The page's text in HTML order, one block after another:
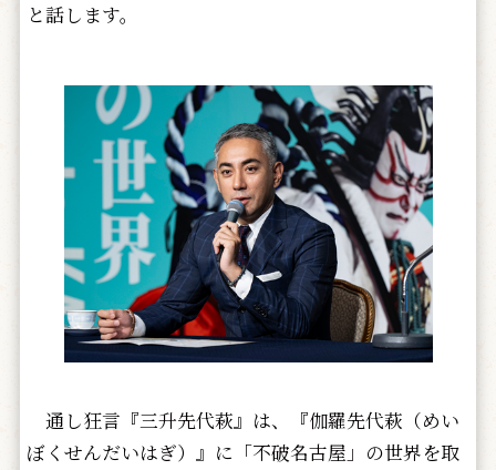
と話します。
通し狂言『三升先代萩』は、『伽羅先代萩（めい
ぼくせんだいはぎ）』に「不破名古屋」の世界を取